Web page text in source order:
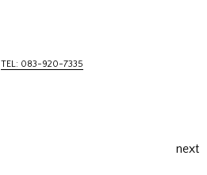
TEL: 083-920-7335
next